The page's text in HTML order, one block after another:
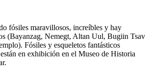
fósiles maravillosos, increíbles y hay
(Bayanzag, Nemegt, Altan Uul, Bugiin Tsav
Fósiles y esqueletos fantásticos
en exhibición en el Museo de Historia